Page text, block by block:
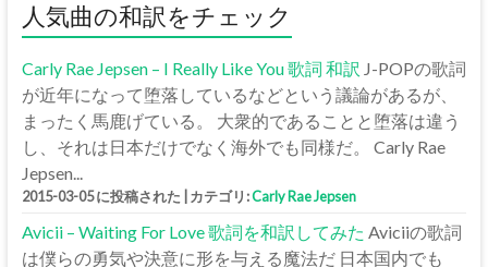
人気曲の和訳をチェック
Carly Rae Jepsen – I Really Like You 歌詞 和訳 J-POPの歌詞
が近年になって堕落しているなどという議論があるが、
まったく馬鹿げている。 大衆的であることと堕落は違う
し、それは日本だけでなく海外でも同様だ。 Carly Rae
Jepsen...
2015-03-05 に投稿された カテゴリ:Carly Rae Jepsen
Avicii – Waiting For Love 歌詞を和訳してみた Aviciiの歌詞
は僕らの勇気や決意に形を与える魔法だ 日本国内でも